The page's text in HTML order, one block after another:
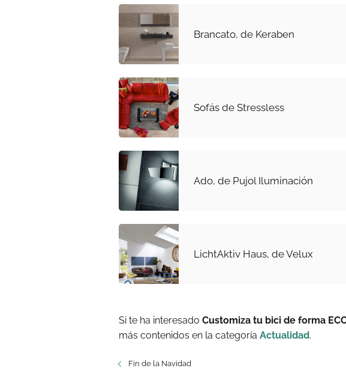
Brancato, de Keraben
Sofás de Stressless
Ado, de Pujol Iluminación
LichtAktiv Haus, de Velux
Si te ha interesado Customiza tu bici de forma
más contenidos en la categoría Actualidad.
Fin de la Navidad